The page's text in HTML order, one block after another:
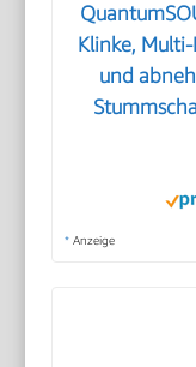
Klinke,
und
* Anzeige